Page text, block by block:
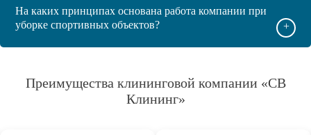
На каких принципах основана работа компании при
уборке спортивных объектов?
+
Преимущества клининговой компании «СВ
Клининг»